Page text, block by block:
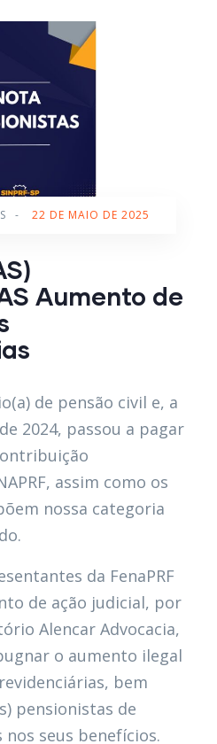
- 22 DE MAIO DE 2025
Aumento de
de pensão civil e, a
2024, passou a pagar
assim como os
nossa categoria
da FenaPRF
de ação judicial, por
Alencar Advocacia,
o aumento ilegal
bem
pensionistas de
seus benefícios.